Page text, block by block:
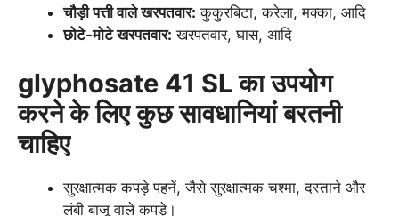
चौड़ी पत्ती वाले खरपतवार: कुकुरबिटा, करेला, मक्का, आदि
छोटे-मोटे खरपतवार: खरपतवार, घास, आदि
glyphosate 41 SL का उपयोग
करने के लिए कुछ सावधानियां बरतनी
चाहिए
सुरक्षात्मक कपड़े पहनें, जैसे सुरक्षात्मक चश्मा, दस्ताने और
लंबी बाजू वाले कपड़े।